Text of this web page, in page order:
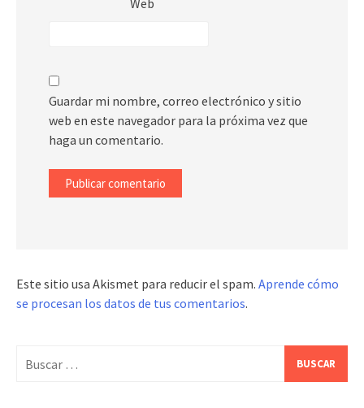
Web
Guardar mi nombre, correo electrónico y sitio
web en este navegador para la próxima vez que
haga un comentario.
Este sitio usa Akismet para reducir el spam. Aprende cómo
se procesan los datos de tus comentarios.